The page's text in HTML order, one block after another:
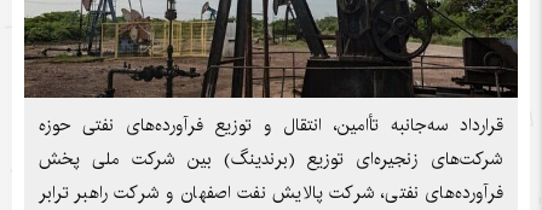
قرارداد سه‌جانبه تأامین، انتقال و توزیع فرآورده‌های نفتی حوزه
شرکت‌های زنجیره‌ای توزیع (برندینگ) بین شرکت ملی پخش
فرآورده‌های نفتی، شرکت پالایش نفت اصفهان و شرکت راهبر ترابر